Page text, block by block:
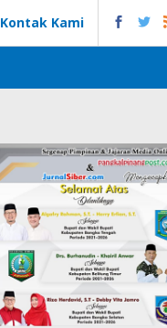
Kontak Kami